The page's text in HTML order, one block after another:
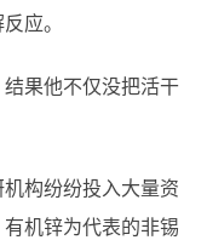
应。
果他不仅没把活干
构纷纷投入大量资
机锌为代表的非锡